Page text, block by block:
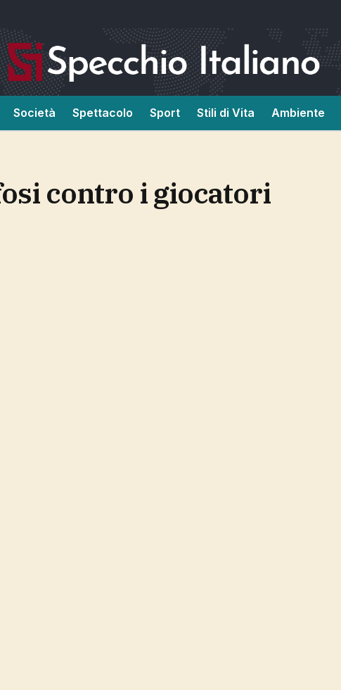
Società Spettacolo Sport Stili di Vita Ambiente
contro i giocatori